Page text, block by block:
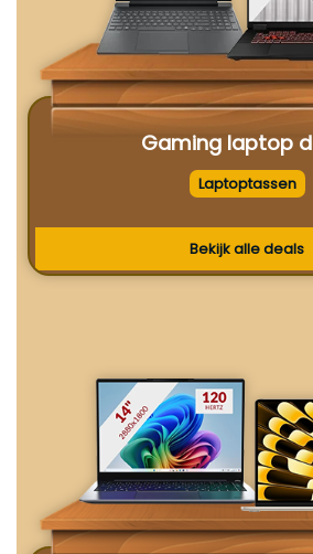
Gaming laptop
Laptoptassen
Bekijk alle deals